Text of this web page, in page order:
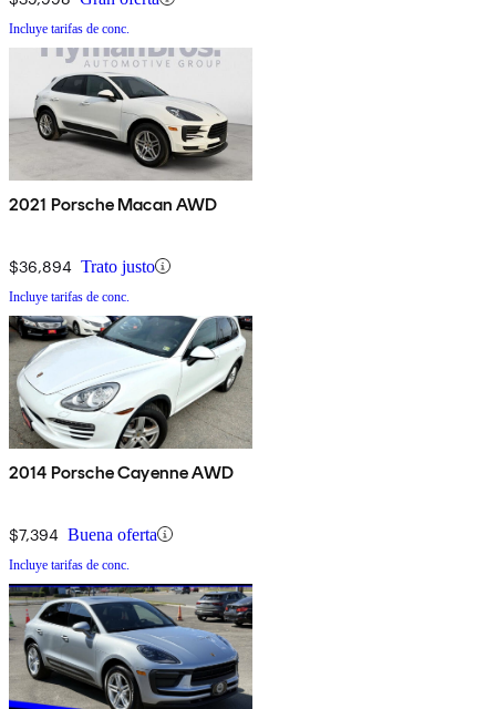
Incluye tarifas de conc.
2021 Porsche Macan AWD
$36,894 Trato justo
Incluye tarifas de conc.
2014 Porsche Cayenne AWD
$7,394 Buena oferta
Incluye tarifas de conc.